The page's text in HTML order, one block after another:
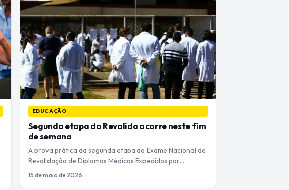
EDUCAÇÃO
Segunda etapa do Revalida ocorre neste fim
de semana
A prova prática da segunda etapa do Exame Nacional de
Revalidação de Diplomas Médicos Expedidos por…
15 de maio de 2026